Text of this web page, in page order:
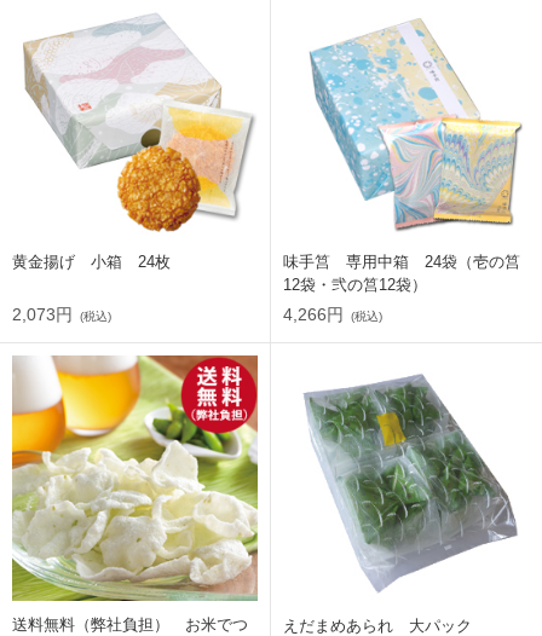
黄金揚げ 小箱 24枚
2,073円 (税込)
味手筥 専用中箱 24袋（壱の筥
12袋・弐の筥12袋）
4,266円 (税込)
送料無料（弊社負担） お米でつ
えだまめあられ 大パック